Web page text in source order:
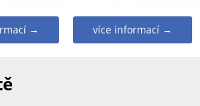
→ více informací →